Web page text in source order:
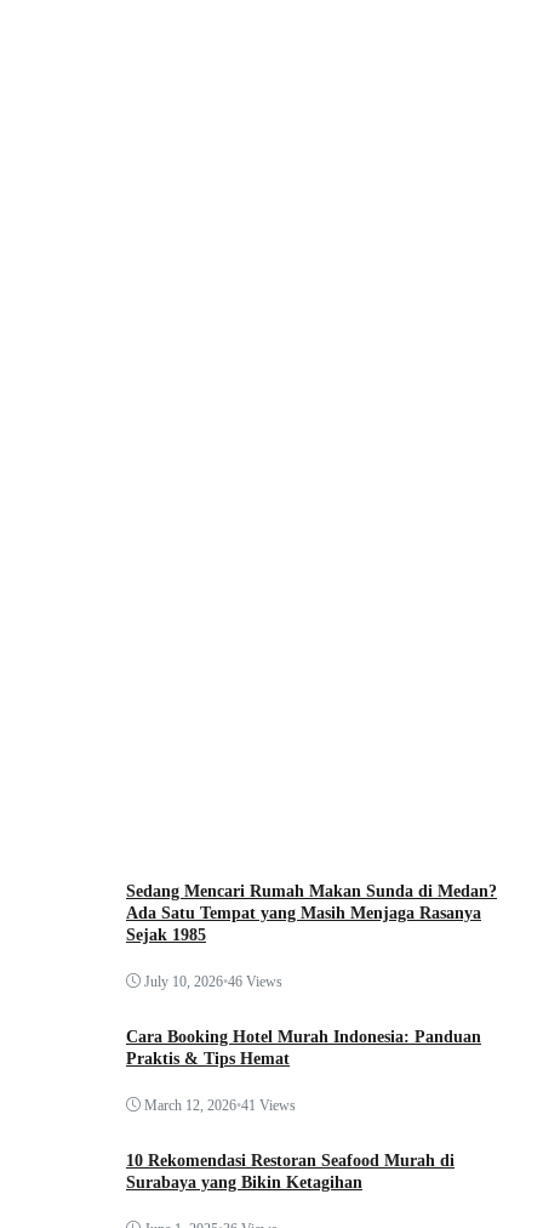
Sedang Mencari Rumah Makan Sunda di Medan?
Ada Satu Tempat yang Masih Menjaga Rasanya
Sejak 1985
July 10, 2026•46 Views
Cara Booking Hotel Murah Indonesia: Panduan
Praktis & Tips Hemat
March 12, 2026•41 Views
10 Rekomendasi Restoran Seafood Murah di
Surabaya yang Bikin Ketagihan